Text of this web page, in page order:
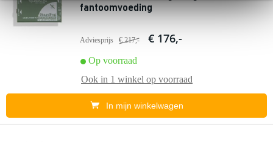
fantoomvoeding
Adviesprijs € 217,- € 176,-
Op voorraad
Ook in 1 winkel op voorraad
In mijn winkelwagen